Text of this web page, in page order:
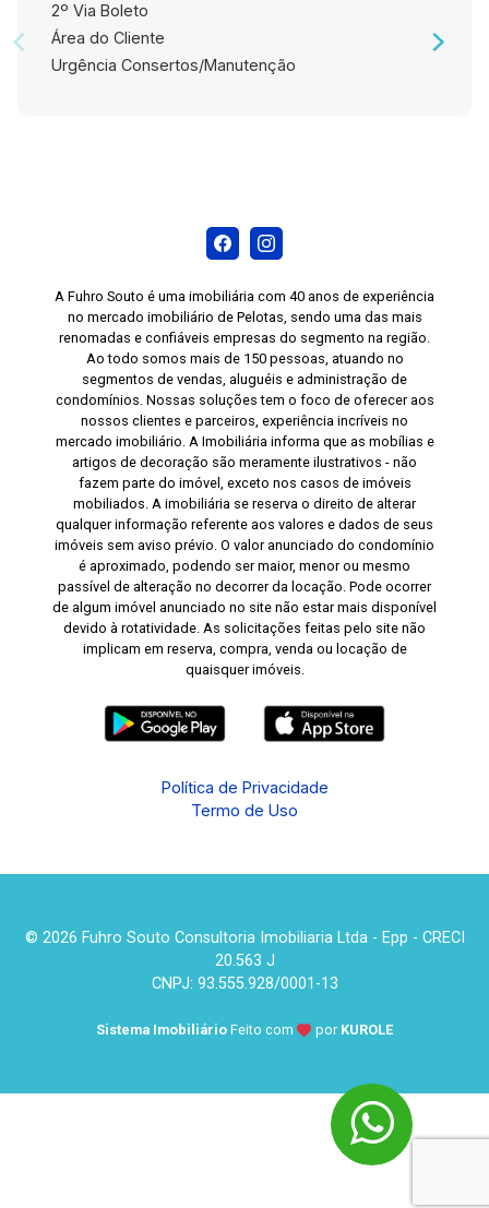
2º Via Boleto
Área do Cliente
Urgência Consertos/Manutenção
A Fuhro Souto é uma imobiliária com 40 anos de experiência
no mercado imobiliário de Pelotas, sendo uma das mais
renomadas e confiáveis empresas do segmento na região.
Ao todo somos mais de 150 pessoas, atuando no
segmentos de vendas, aluguéis e administração de
condomínios. Nossas soluções tem o foco de oferecer aos
nossos clientes e parceiros, experiência incríveis no
mercado imobiliário. A Imobiliária informa que as mobílias e
artigos de decoração são meramente ilustrativos - não
fazem parte do imóvel, exceto nos casos de imóveis
mobiliados. A imobiliária se reserva o direito de alterar
qualquer informação referente aos valores e dados de seus
imóveis sem aviso prévio. O valor anunciado do condomínio
é aproximado, podendo ser maior, menor ou mesmo
passível de alteração no decorrer da locação. Pode ocorrer
de algum imóvel anunciado no site não estar mais disponível
devido à rotatividade. As solicitações feitas pelo site não
implicam em reserva, compra, venda ou locação de
quaisquer imóveis.
Política de Privacidade
Termo de Uso
© 2026 Fuhro Souto Consultoria Imobiliaria Ltda - Epp - CRECI
20.563 J
CNPJ: 93.555.928/0001-13
Sistema Imobiliário Feito com por KUROLE